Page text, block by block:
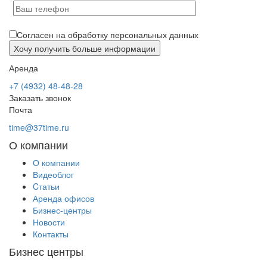
Согласен на обработку персональных данных
Аренда
+7 (4932) 48-48-28
Заказать звонок
Почта
time@37time.ru
О компании
О компании
Видеоблог
Cтатьи
Аренда офисов
Бизнес-центры
Новости
Контакты
Бизнес центры